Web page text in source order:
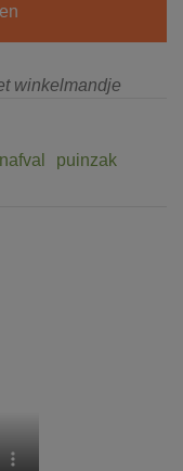
winkelmandje
puinzak